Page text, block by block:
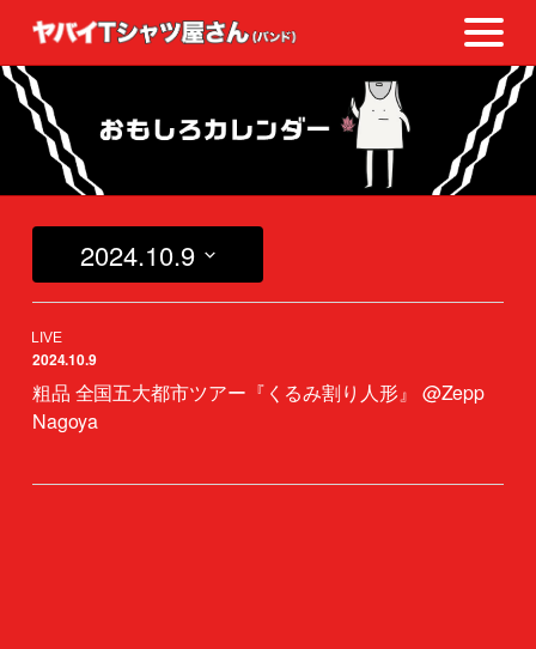
2024.10.9
を
選
択
2024.10.9
粗品 全国五大都市ツアー『くるみ割り人形』 @Zepp
Nagoya